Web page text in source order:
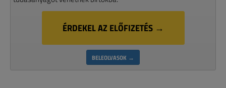
ÉRDEKEL AZ ELŐFIZETÉS →
BELEOLVASOK →